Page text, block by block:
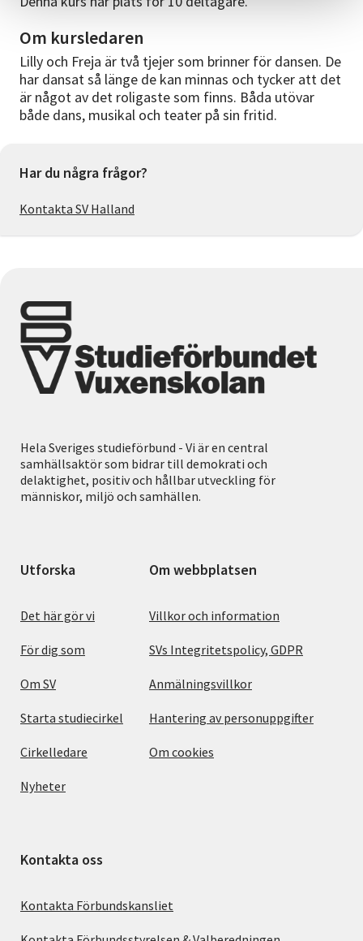
Om kursledaren
Lilly och Freja är två tjejer som brinner för dansen. De
har dansat så länge de kan minnas och tycker att det
är något av det roligaste som finns. Båda utövar
både dans, musikal och teater på sin fritid.
Har du några frågor?
Kontakta SV Halland
Hela Sveriges studieförbund - Vi är en central
samhällsaktör som bidrar till demokrati och
delaktighet, positiv och hållbar utveckling för
människor, miljö och samhällen.
Utforska
Det här gör vi
För dig som
Om SV
Starta studiecirkel
Cirkelledare
Nyheter
Om webbplatsen
Villkor och information
SVs Integritetspolicy, GDPR
Anmälningsvillkor
Hantering av personuppgifter
Om cookies
Kontakta oss
Kontakta Förbundskansliet